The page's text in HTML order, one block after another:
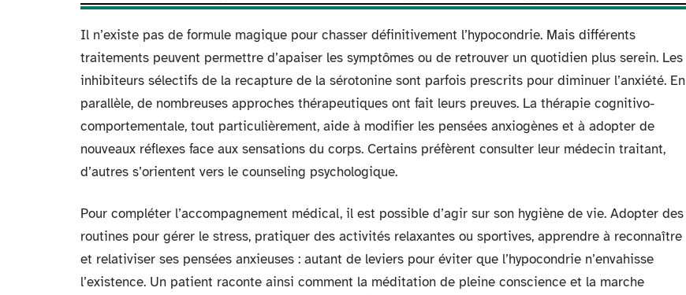
Il n’existe pas de formule magique pour chasser définitivement l’hypocondrie. Mais différents
traitements peuvent permettre d’apaiser les symptômes ou de retrouver un quotidien plus serein. Les
inhibiteurs sélectifs de la recapture de la sérotonine sont parfois prescrits pour diminuer l’anxiété. En
parallèle, de nombreuses approches thérapeutiques ont fait leurs preuves. La thérapie cognitivo-
comportementale, tout particulièrement, aide à modifier les pensées anxiogènes et à adopter de
nouveaux réflexes face aux sensations du corps. Certains préfèrent consulter leur médecin traitant,
d’autres s’orientent vers le counseling psychologique.
Pour compléter l’accompagnement médical, il est possible d’agir sur son hygiène de vie. Adopter des
routines pour gérer le stress, pratiquer des activités relaxantes ou sportives, apprendre à reconnaître
et relativiser ses pensées anxieuses : autant de leviers pour éviter que l’hypocondrie n’envahisse
l’existence. Un patient raconte ainsi comment la méditation de pleine conscience et la marche